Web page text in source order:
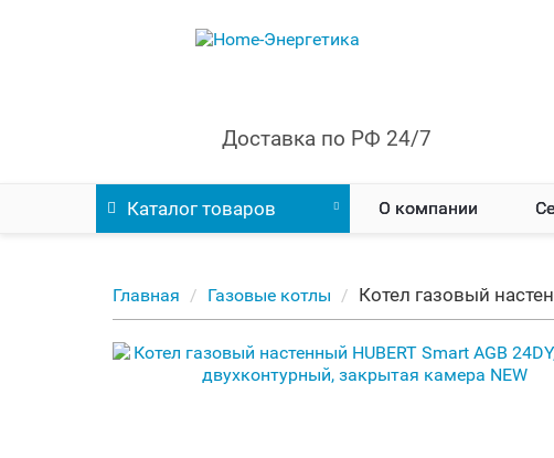
Доставка по РФ 24/7
Каталог товаров О компании
Главная Газовые котлы Котел газовый